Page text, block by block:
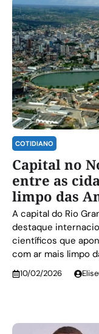
COTIDIANO
Capital no
entre as
limpo das
A capital do Rio
destaque
científicos que
com ar mais limpo
10/02/2026